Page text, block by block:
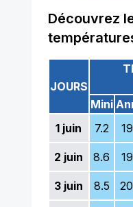
Découvrez
JOURS
Mini
1 juin 7.2
2 juin 8.6
3 juin 8.5